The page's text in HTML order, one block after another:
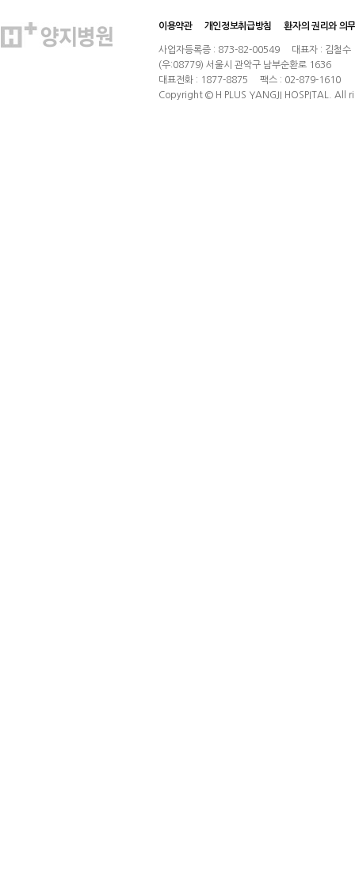
이용약관 개인정보취급방침 환자의 권리와 의무
사업자등록증 : 873-82-00549
대표자 : 김철수
(우:08779) 서울시 관악구 남부순환로 1636
대표전화 : 1877-8875
팩스 : 02-879-1610
Copyright © H PLUS YANGJI HOSPITAL. All